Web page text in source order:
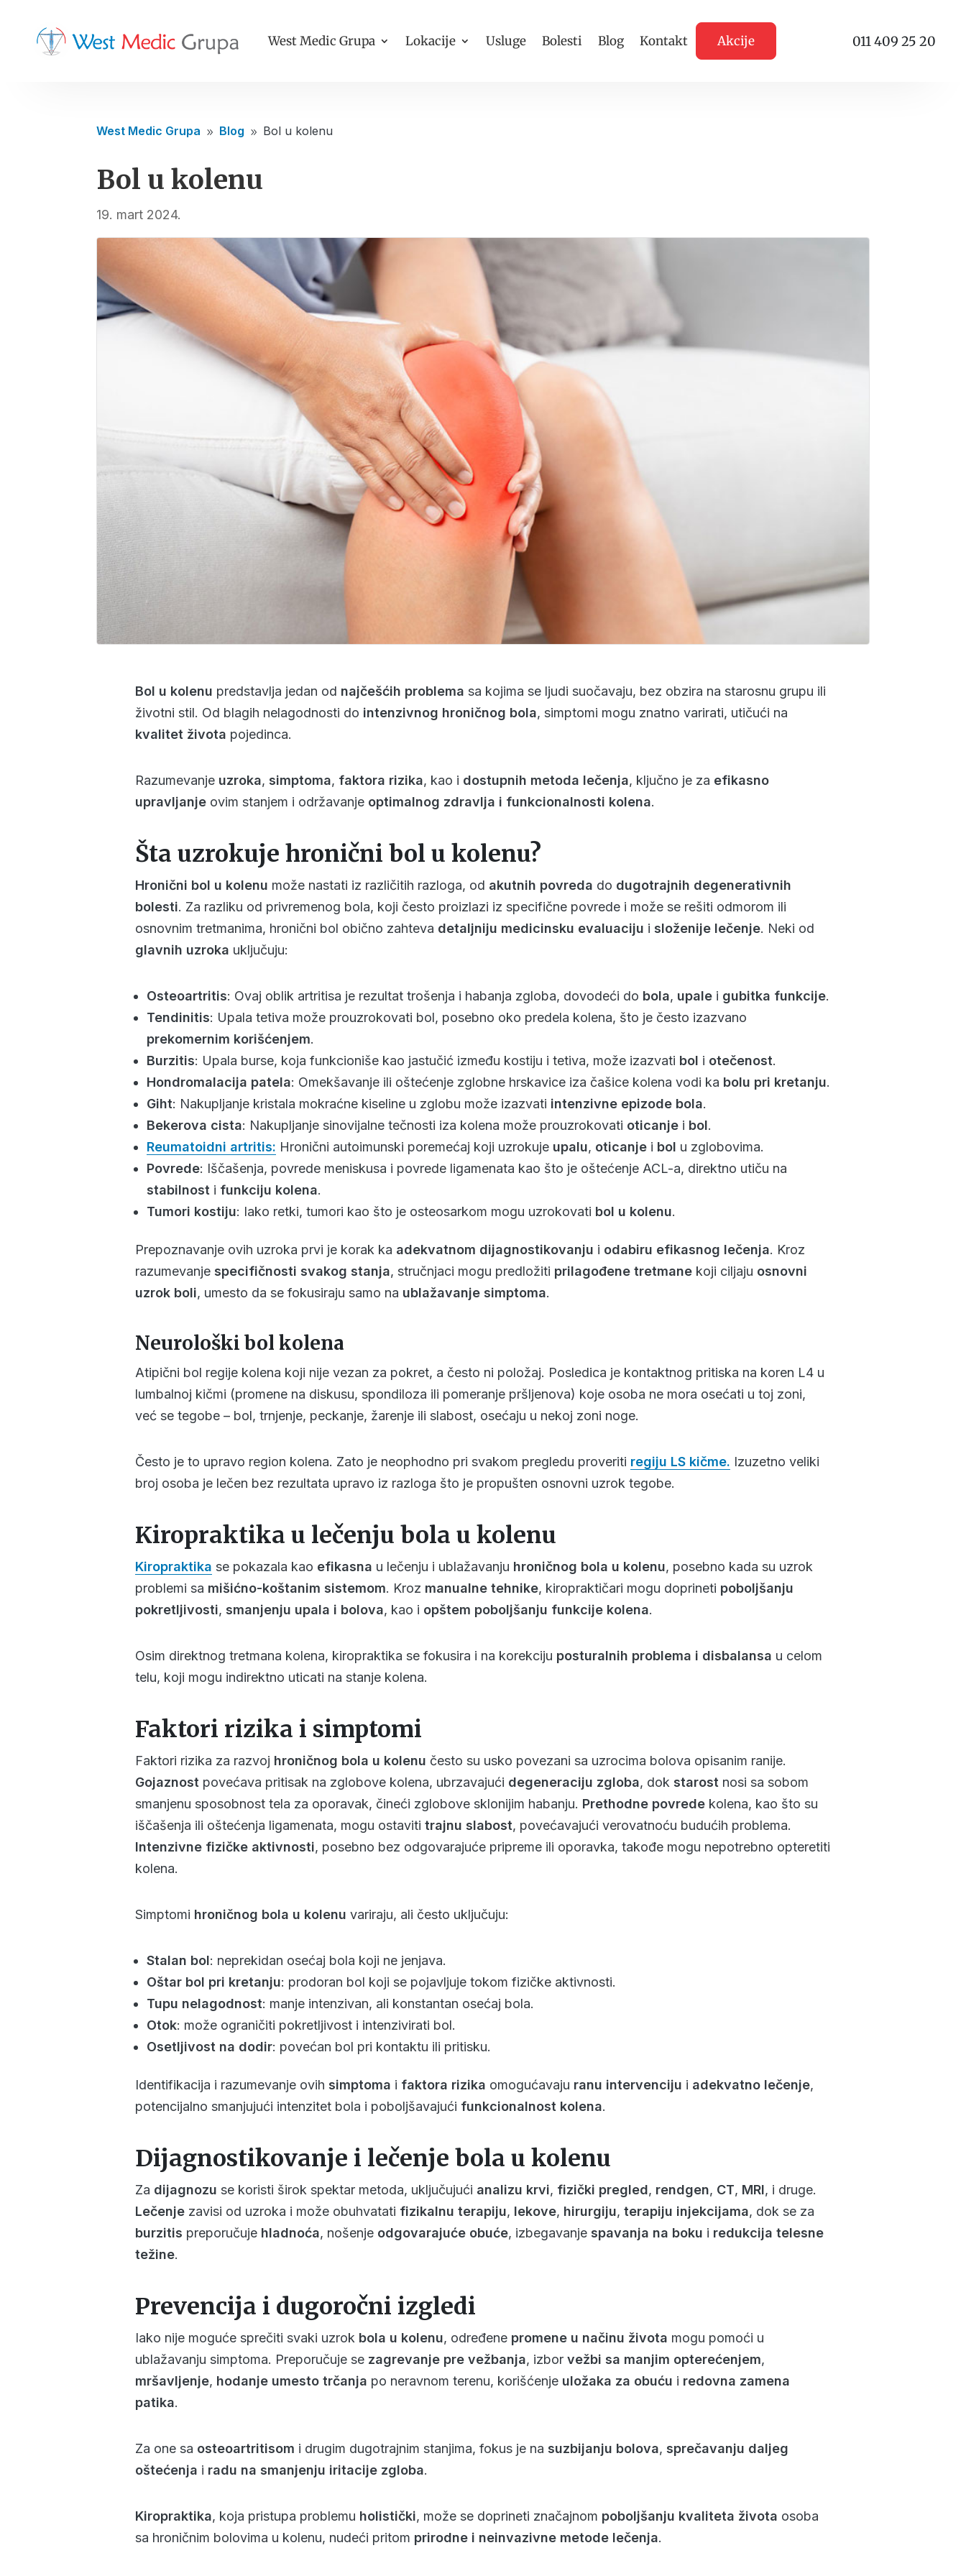
West Medic Grupa Lokacije Usluge Bolesti Blog Kontakt Akcije 011 409 25 20
West Medic Grupa 9 Blog 9 Bol u kolenu
Bol u kolenu
19. mart 2024.
Bol u kolenu predstavlja jedan od najčešćih problema sa kojima se ljudi suočavaju, bez obzira na starosnu grupu ili
životni stil. Od blagih nelagodnosti do intenzivnog hroničnog bola, simptomi mogu znatno varirati, utičući na
kvalitet života pojedinca.
Razumevanje uzroka,simptoma, faktora rizika, kao i dostupnih metoda lečenja, ključno je za efikasno
upravljanje ovim stanjem i održavanje optimalnog zdravlja i funkcionalnosti kolena.
Šta uzrokuje hronični bol u kolenu?
Hronični bol u kolenu može nastati iz različitih razloga, od akutnih povreda do dugotrajnih degenerativnih
bolesti. Za razliku od privremenog bola, koji često proizlazi iz specifične povrede i može se rešiti odmorom ili
osnovnim tretmanima, hronični bol obično zahteva detaljniju medicinsku evaluaciju isloženije lečenje. Neki od
glavnih uzroka uključuju:
Osteoartritis: Ovaj oblik artritisa je rezultat trošenja i habanja zgloba, dovodeći do bola, upalе i gubitka funkcije.
Tendinitis: Upala tetiva može prouzrokovati bol, posebno oko predela kolena, što je često izazvano
prekomernim korišćenjem.
Burzitis: Upala burse, koja funkcioniše kao jastučić između kostiju i tetiva, može izazvati bol i otečenost.
Hondromalacija patela: Omekšavanje ili oštećenje zglobne hrskavice iza čašice kolena vodi ka bolu pri kretanju.
Giht: Nakupljanje kristala mokraćne kiseline u zglobu može izazvati intenzivne epizode bola.
Bekerova cista: Nakupljanje sinovijalne tečnosti iza kolena može prouzrokovati oticanje i bol.
Reumatoidni artritis: Hronični autoimunski poremećaj koji uzrokuje upalu, oticanje i bol u zglobovima.
Povrede: Iščašenja, povrede meniskusa i povrede ligamenata kao što je oštećenje ACL-a, direktno utiču na
stabilnost i funkciju kolena.
Tumori kostiju: Iako retki, tumori kao što je osteosarkom mogu uzrokovati bol u kolenu.
Prepoznavanje ovih uzroka prvi je korak ka adekvatnom dijagnostikovanju i odabiru efikasnog lečenja. Kroz
razumevanjespecifičnosti svakog stanja, stručnjaci mogu predložiti prilagođene tretmane koji ciljaju osnovni
uzrok boli, umesto da se fokusiraju samo na ublažavanje simptoma.
Neurološki bol kolena
Atipični bol regije kolena koji nije vezan za pokret, a često ni položaj. Posledica je kontaktnog pritiska na koren L4 u
lumbalnoj kičmi (promene na diskusu, spondiloza ili pomeranje pršljenova) koje osoba ne mora osećati u toj zoni,
već se tegobe – bol, trnjenje, peckanje, žarenje ili slabost, osećaju u nekoj zoni noge.
Često je to upravo region kolena. Zato je neophodno pri svakom pregledu proveriti regiju LS kičme. Izuzetno veliki
broj osoba je lečen bez rezultata upravo iz razloga što je propušten osnovni uzrok tegobe.
Kiropraktika u lečenju bola u kolenu
Kiropraktika se pokazala kao efikasna u lečenju i ublažavanju hroničnog bola u kolenu, posebno kada su uzrok
problemi sa mišićno-koštanim sistemom. Kroz manualne tehnike, kiropraktičari mogu doprineti poboljšanju
pokretljivosti,smanjenju upala i bolova, kao i opštem poboljšanju funkcije kolena.
Osim direktnog tretmana kolena, kiropraktika se fokusira i na korekciju posturalnih problema i disbalansa u celom
telu, koji mogu indirektno uticati na stanje kolena.
Faktori rizika i simptomi
Faktori rizika za razvoj hroničnog bola u kolenu često su usko povezani sa uzrocima bolova opisanim ranije.
Gojaznost povećava pritisak na zglobove kolena, ubrzavajući degeneraciju zgloba, dokstarost nosi sa sobom
smanjenu sposobnost tela za oporavak, čineći zglobove sklonijim habanju. Prethodne povrede kolena, kao što su
iščašenja ili oštećenja ligamenata, mogu ostavititrajnu slabost, povećavajući verovatnoću budućih problema.
Intenzivne fizičke aktivnosti, posebno bez odgovarajuće pripreme ili oporavka, takođe mogu nepotrebno opteretiti
kolena.
Simptomi hroničnog bola u kolenu variraju, ali često uključuju:
Stalan bol: neprekidan osećaj bola koji ne jenjava.
Oštar bol pri kretanju: prodoran bol koji se pojavljuje tokom fizičke aktivnosti.
Tupu nelagodnost: manje intenzivan, ali konstantan osećaj bola.
Otok: može ograničiti pokretljivost i intenzivirati bol.
Osetljivost na dodir: povećan bol pri kontaktu ili pritisku.
Identifikacija i razumevanje ovihsimptoma i faktora rizika omogućavaju ranu intervenciju i adekvatno lečenje,
potencijalno smanjujući intenzitet bola i poboljšavajući funkcionalnost kolena.
Dijagnostikovanje i lečenje bola u kolenu
Za dijagnozu se koristi širok spektar metoda, uključujući analizu krvi, fizički pregled, rendgen, CT, MRI, i druge.
Lečenje zavisi od uzroka i može obuhvatati fizikalnu terapiju, lekove, hirurgiju,terapiju injekcijama, dok se za
burzitis preporučuje hladnoća, nošenje odgovarajuće obuće, izbegavanjespavanja na boku i redukcija telesne
težine.
Prevencija i dugoročni izgledi
Iako nije moguće sprečiti svaki uzrok bola u kolenu, određene promene u načinu života mogu pomoći u
ublažavanju simptoma. Preporučuje se zagrevanje pre vežbanja, izborvežbi sa manjim opterećenjem,
mršavljenje, hodanje umesto trčanja po neravnom terenu, korišćenje uložaka za obuću i redovna zamena
patika.
Za one sa osteoartritisom i drugim dugotrajnim stanjima, fokus je nasuzbijanju bolova,sprečavanju daljeg
oštećenja i radu na smanjenju iritacije zgloba.
Kiropraktika, koja pristupa problemu holistički, može se doprineti značajnom poboljšanju kvaliteta života osoba
sa hroničnim bolovima u kolenu, nudeći pritom prirodne i neinvazivne metode lečenja.